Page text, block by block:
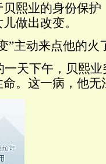
熙业的身份保护
做出改变。
”主动来点他的火
一天下午，贝熙
命。这一病，他